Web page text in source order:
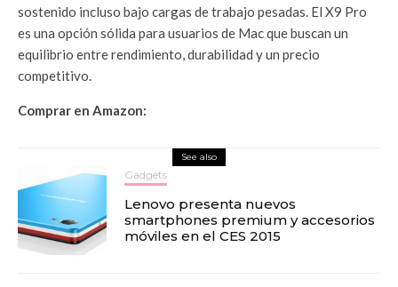
sostenido incluso bajo cargas de trabajo pesadas. El X9 Pro
es una opción sólida para usuarios de Mac que buscan un
equilibrio entre rendimiento, durabilidad y un precio
competitivo.
Comprar en Amazon:
See also
Gadgets
Lenovo presenta nuevos
smartphones premium y accesorios
móviles en el CES 2015